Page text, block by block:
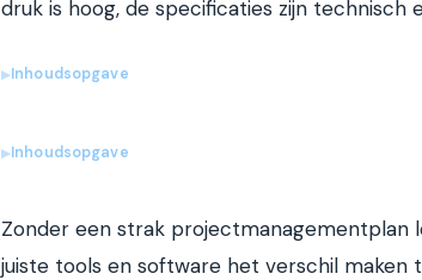
druk is hoog, de specificaties zijn technisch
▶Inhoudsopgave
▶Inhoudsopgave
Zonder een strak projectmanagementplan
juiste tools en software het verschil maken